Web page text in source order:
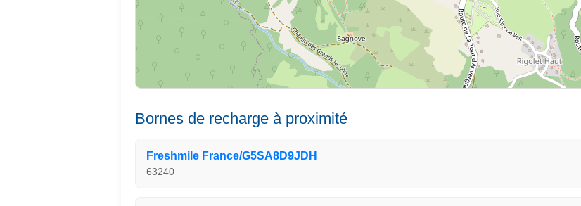
Bornes de recharge à proximité
Freshmile France/G5SA8D9JDH
63240